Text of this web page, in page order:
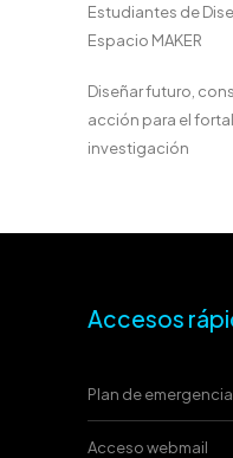
Estudiantes de
Espacio MAKER
Diseñar futuro,
acción para el
investigación
Accesos
Plan de
Acceso webmail